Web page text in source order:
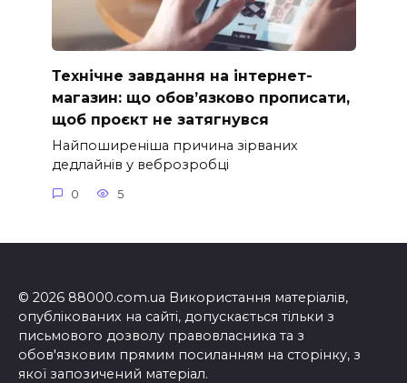
Технічне завдання на інтернет-
магазин: що обов’язково прописати,
щоб проєкт не затягнувся
Найпоширеніша причина зірваних
дедлайнів у веброзробці
0 5
© 2026 88000.com.ua Використання матеріалів,
опублікованих на сайті, допускається тільки з
письмового дозволу правовласника та з
обов'язковим прямим посиланням на сторінку, з
якої запозичений матеріал.